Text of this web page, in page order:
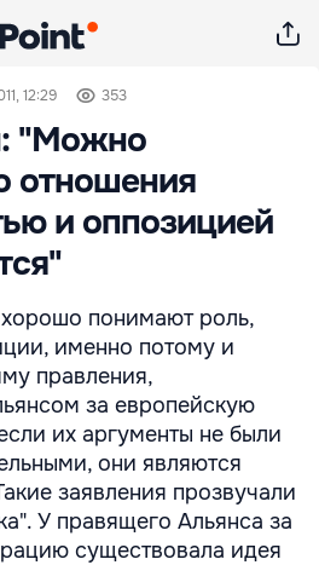
12:29 353
"Можно
отношения
и оппозицией
понимают роль,
именно потому и
правления,
за европейскую
их аргументы не были
они являются
заявления прозвучали
У правящего Альянса за
существовала идея